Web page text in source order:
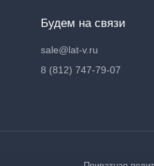
Будем на связи
sale@lat-v.ru
8 (812) 747-79-07